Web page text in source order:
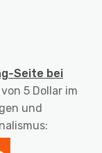
Seite bei
5 Dollar im
und